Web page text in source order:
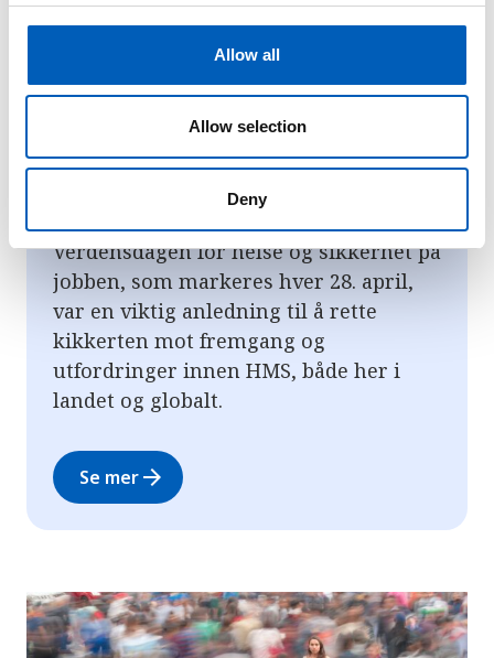
Allow all
Allow selection
Deny
Arbeidslivsnytt – april 2025
Verdensdagen for helse og sikkerhet på
jobben, som markeres hver 28. april,
var en viktig anledning til å rette
kikkerten mot fremgang og
utfordringer innen HMS, både her i
landet og globalt.
Se merarrow_forward